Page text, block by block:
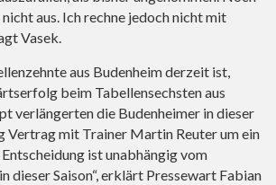
aus. Ich rechne jedoch nicht mit
Vasek.
aus Budenheim derzeit ist,
beim Tabellensechsten aus
verlängerten die Budenheimer in dieser
Vertrag mit Trainer Martin Reuter um ein
ist unabhängig vom
dieser Saison“, erklärt Pressewart Fabian